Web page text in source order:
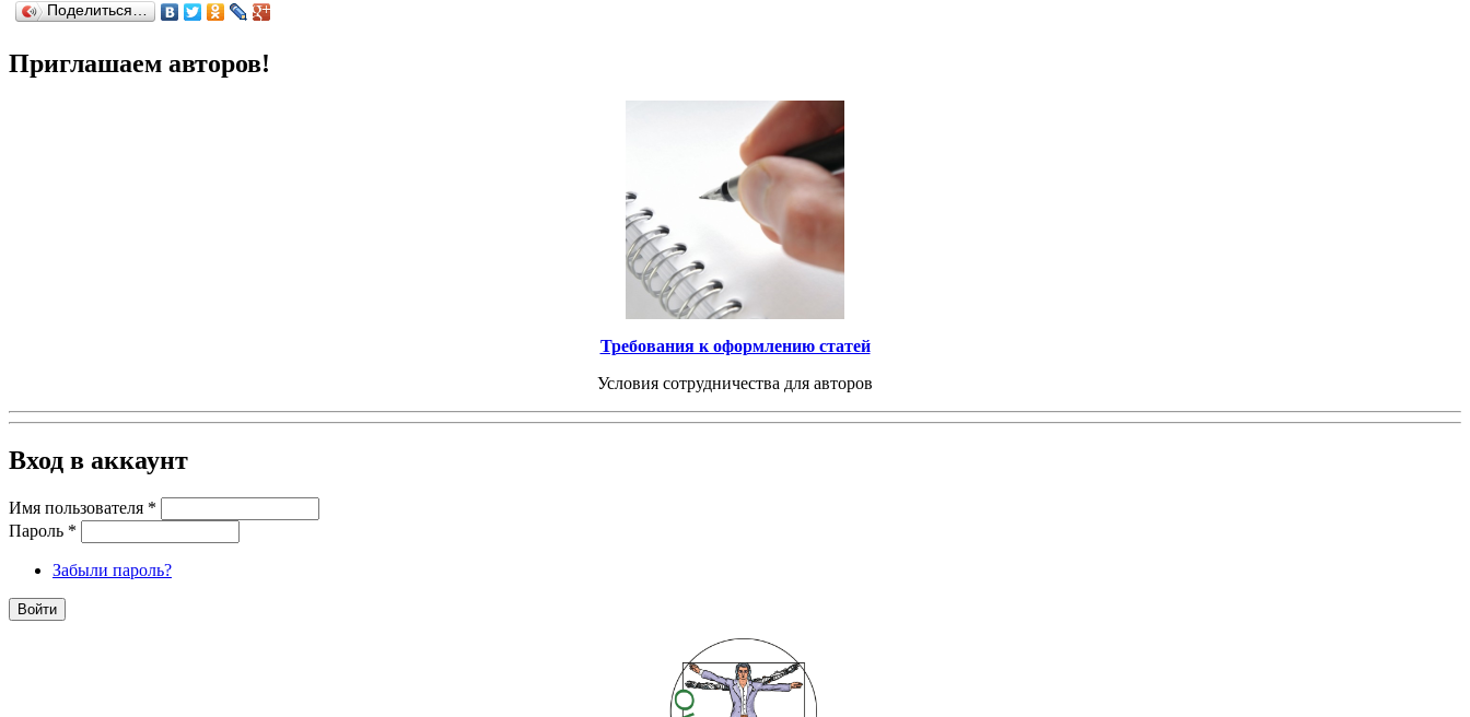
Поделиться…
Приглашаем авторов!
Требования к оформлению статей
Условия сотрудничества для авторов
Вход в аккаунт
Имя пользователя *
Пароль *
Забыли пароль?